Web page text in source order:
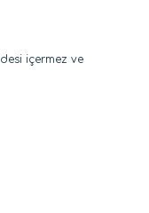
içermez ve